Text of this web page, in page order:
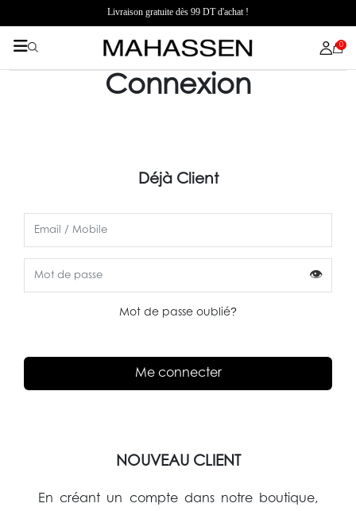
Livraison gratuite dès 99 DT d'achat !
0
Connexion
Déjà Client
👁
Mot de passe oublié?
Me connecter
NOUVEAU CLIENT
En créant un compte dans notre boutique,